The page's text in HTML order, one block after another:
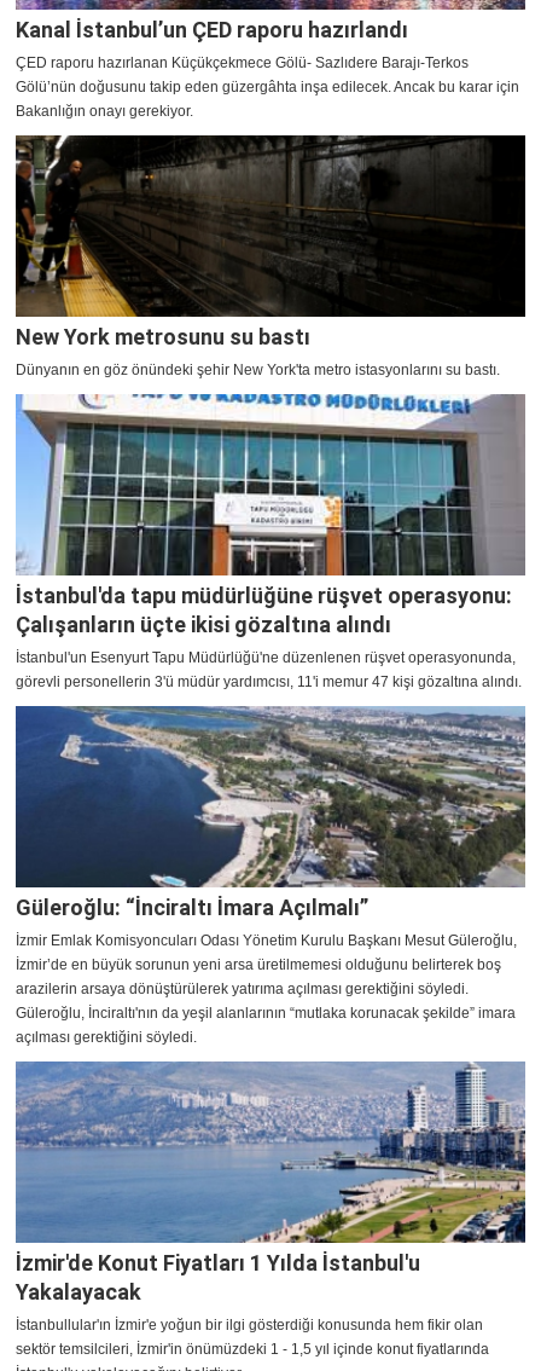
Kanal İstanbul’un ÇED raporu hazırlandı
ÇED raporu hazırlanan Küçükçekmece Gölü- Sazlıdere Barajı-Terkos
Gölü’nün doğusunu takip eden güzergâhta inşa edilecek. Ancak bu karar için
Bakanlığın onayı gerekiyor.
New York metrosunu su bastı
Dünyanın en göz önündeki şehir New York'ta metro istasyonlarını su bastı.
İstanbul'da tapu müdürlüğüne rüşvet operasyonu:
Çalışanların üçte ikisi gözaltına alındı
İstanbul'un Esenyurt Tapu Müdürlüğü'ne düzenlenen rüşvet operasyonunda,
görevli personellerin 3'ü müdür yardımcısı, 11'i memur 47 kişi gözaltına alındı.
Güleroğlu: “İnciraltı İmara Açılmalı”
İzmir Emlak Komisyoncuları Odası Yönetim Kurulu Başkanı Mesut Güleroğlu,
İzmir’de en büyük sorunun yeni arsa üretilmemesi olduğunu belirterek boş
arazilerin arsaya dönüştürülerek yatırıma açılması gerektiğini söyledi.
Güleroğlu, İnciraltı'nın da yeşil alanlarının “mutlaka korunacak şekilde” imara
açılması gerektiğini söyledi.
İzmir'de Konut Fiyatları 1 Yılda İstanbul'u
Yakalayacak
İstanbullular'ın İzmir'e yoğun bir ilgi gösterdiği konusunda hem fikir olan
sektör temsilcileri, İzmir'in önümüzdeki 1 - 1,5 yıl içinde konut fiyatlarında